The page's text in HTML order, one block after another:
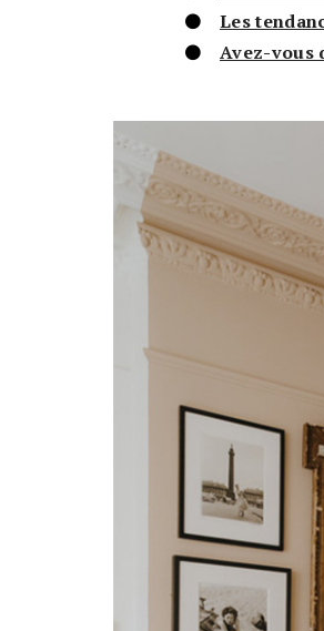
Les
Avez-vous